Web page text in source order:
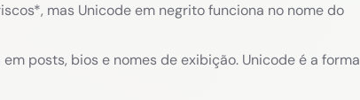
mas Unicode em negrito funciona no nome do
posts, bios e nomes de exibição. Unicode é a forma